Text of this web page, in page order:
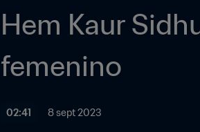
Hem Kaur
femenino
02:41 8 sept 2023